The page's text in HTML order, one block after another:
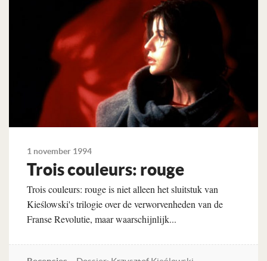
1 november 1994
Trois couleurs: rouge
Trois couleurs: rouge is niet alleen het sluitstuk van
Kieślowski's trilogie over de verworvenheden van de
Franse Revolutie, maar waarschijnlijk...